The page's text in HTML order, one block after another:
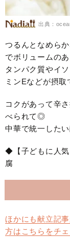
出典：
つるんとなめら
でボリュームのあ
タンパク質やイ
ミンEなどが摂取
コクがあって辛
べられて◎
中華で統一した
◆【子どもに人気
腐
ほかにも献立記
方はこちらをチェ